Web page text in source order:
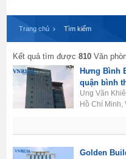
Trang chủ Tìm kiếm
Kết quả tìm được810 Văn
Hưng Bình
quận bình
Ung Văn
Hồ Chí Minh,
Golden